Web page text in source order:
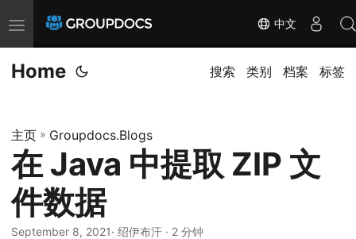
T
o
g
e
n
a
v
i
中文
Home 搜索 类别 档案 标签
主页 » Groupdocs.Blogs
在 Java 中提取 ZIP 文
件数据
September 8, 2021· 绍伊布汗 · 2 分钟